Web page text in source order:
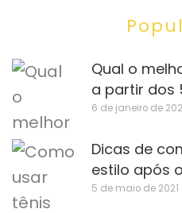
Qual o
a partir dos
6 de janeiro de
Dicas de
estilo após
5 de maio de 2021